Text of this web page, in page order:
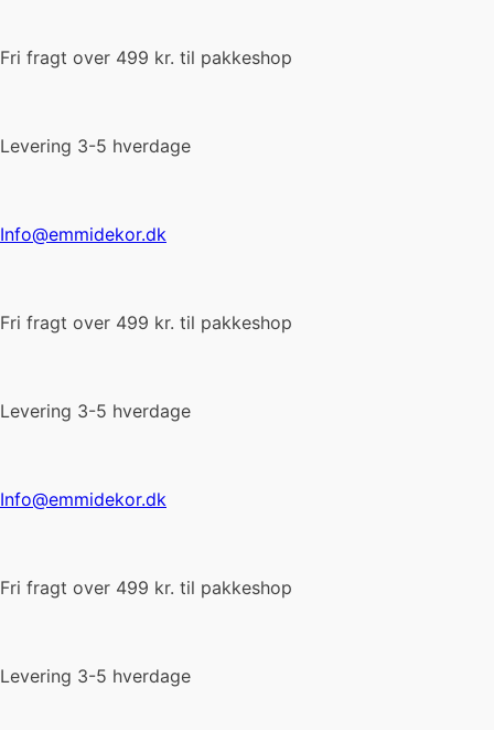
Fri fragt over 499 kr. til pakkeshop
Levering 3-5 hverdage
Info@emmidekor.dk
Fri fragt over 499 kr. til pakkeshop
Levering 3-5 hverdage
Info@emmidekor.dk
Fri fragt over 499 kr. til pakkeshop
Levering 3-5 hverdage